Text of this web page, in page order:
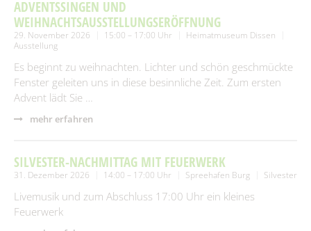
Fundtiere
Zahlen & Statistik
Formularservice
Spielplätze
Spenden & Sponsoring
Tourismus
ADVENTSSINGEN UND
WEIHNACHTSAUSSTELLUNGSERÖFFNUNG
29. November 2026 15:00 – 17:00 Uhr
Heimatmuseum Dissen
Ausstellung
Es beginnt zu weihnachten. Lichter und schön geschmückte
Fenster geleiten uns in diese besinnliche Zeit. Zum ersten
Advent lädt Sie …
mehr erfahren
SILVESTER-NACHMITTAG MIT FEUERWERK
31. Dezember 2026 14:00 – 17:00 Uhr Spreehafen Burg Silvester
Livemusik und zum Abschluss 17:00 Uhr ein kleines
Feuerwerk
SUCHEN